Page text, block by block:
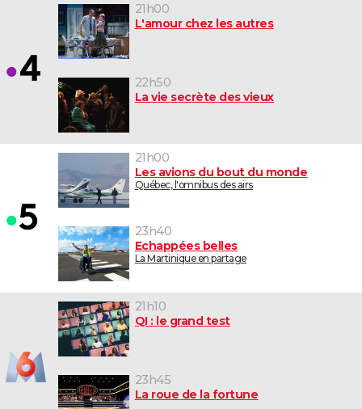
21h00
L'amour chez les autres
22h50
La vie secrète des vieux
21h00
Les avions du bout du monde
Québec, l'omnibus des airs
23h40
Echappées belles
La Martinique en partage
21h10
QI : le grand test
23h45
La roue de la fortune